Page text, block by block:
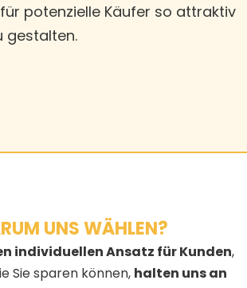
potenzielle Käufer so attraktiv
gestalten.
UNS WÄHLEN?
individuellen Ansatz für Kunden,
Sie sparen können, halten uns an